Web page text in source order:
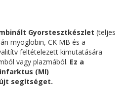
Gyorstesztkészlet (teljes
myoglobin, CK MB és a
feltételezett kimutatására
vagy plazmából. Ez a
(MI)
segítséget.